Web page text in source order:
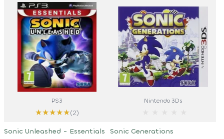
PS3
★★★★★(2)
Sonic Unleashed - Essentials
Nintendo 3Ds
Sonic Generations